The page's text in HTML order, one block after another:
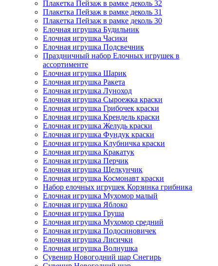
Плакетка Пейзаж в рамке деколь 32
Плакетка Пейзаж в рамке деколь 31
Плакетка Пейзаж в рамке деколь 30
Елочная игрушка Будильник
Елочная игрушка Часики
Елочная игрушка Подсвечник
Праздничный набор Елочных игрушек в
ассортименте
Елочная игрушка Шарик
Елочная игрушка Ракета
Елочная игрушка Луноход
Елочная игрушка Сыроежка краски
Елочная игрушка Грибочек краски
Елочная игрушка Крендель краски
Елочная игрушка Желудь краски
Елочная игрушка Фундук краски
Елочная игрушка Клубничка краски
Елочная игрушка Кракатук
Елочная игрушка Перчик
Елочная игрушка Щелкунчик
Елочная игрушка Космонавт краски
Набор елочных игрушек Корзинка грибника
Елочная игрушка Мухомор малый
Елочная игрушка Яблоко
Елочная игрушка Груша
Елочная игрушка Мухомор средний
Елочная игрушка Подосиновичек
Елочная игрушка Лисички
Елочная игрушка Волнушка
Сувенир Новогодний шар Снегирь